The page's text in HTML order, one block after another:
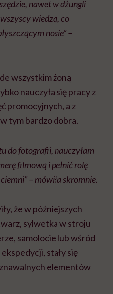
nawet w dżungli
wiedzą, co
nosie”–
wszystkim żoną
nauczyła się pracy z
promocyjnych, a z
w tym bardzo dobra.
do fotografii, nauczyłam
filmową i pełnić rolę
– mówiła skromnie.
że w późniejszych
sylwetka w stroju
samolocie lub wśród
stały się
elementów